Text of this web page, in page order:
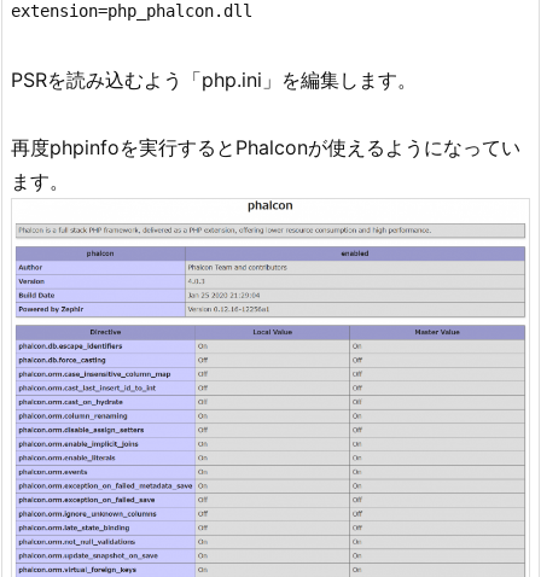
extension=php_phalcon.dll
PSRを読み込むよう「php.ini」を編集します。
再度phpinfoを実行するとPhalconが使えるようになってい
ます。